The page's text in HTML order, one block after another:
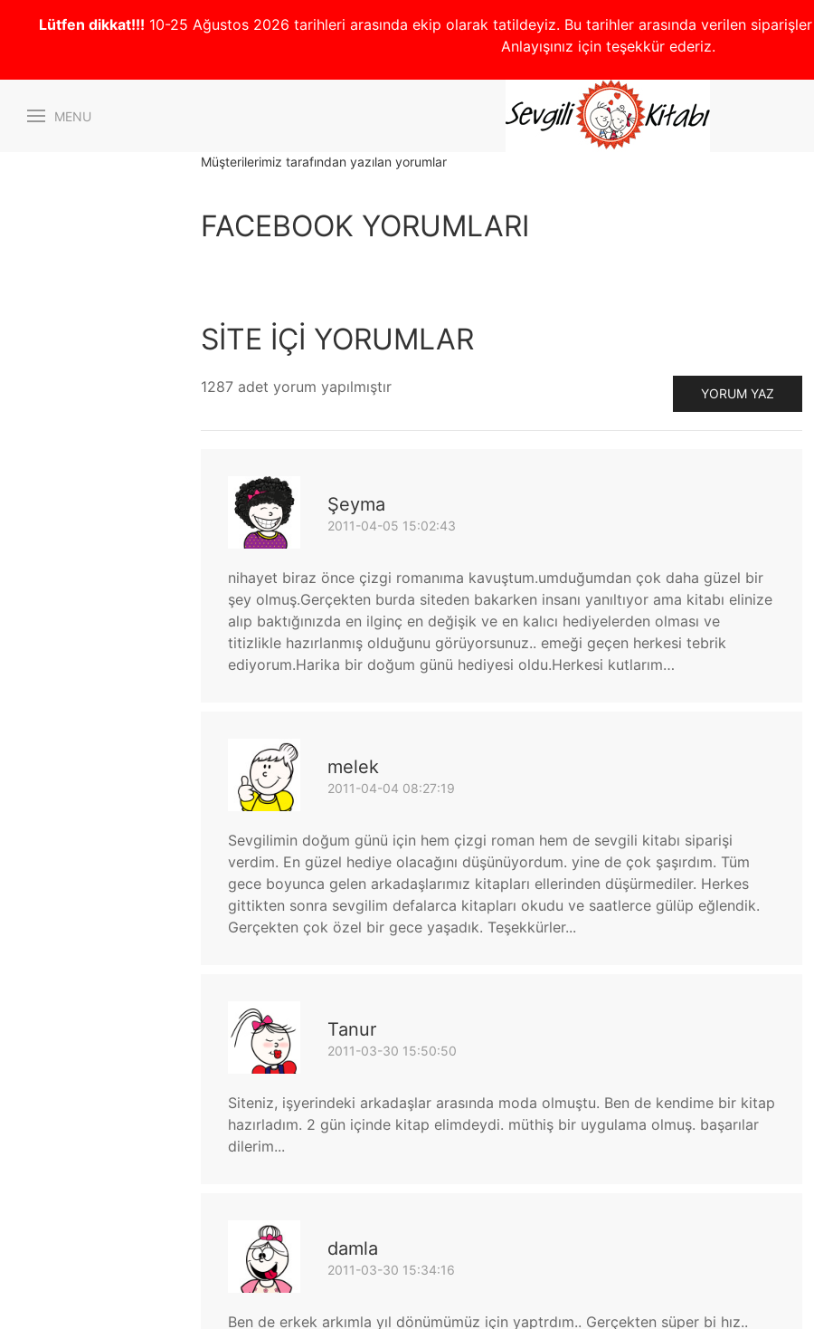
Lütfen dikkat!!! 10-25 Ağustos 2026 tarihleri arasında ekip olarak tatildeyiz. Bu tarihler arasında verilen
Anlayışınız için teşekkür ederiz.
MENU
Müşterilerimiz tarafından yazılan yorumlar
FACEBOOK YORUMLARI
SİTE İÇİ YORUMLAR
1287 adet yorum yapılmıştır YORUM YAZ
Şeyma
2011-04-05 15:02:43
nihayet biraz önce çizgi romanıma kavuştum.umduğumdan çok daha güzel bir
şey olmuş.Gerçekten burda siteden bakarken insanı yanıltıyor ama kitabı elinize
alıp baktığınızda en ilginç en değişik ve en kalıcı hediyelerden olması ve
titizlikle hazırlanmış olduğunu görüyorsunuz.. emeği geçen herkesi tebrik
ediyorum.Harika bir doğum günü hediyesi oldu.Herkesi kutlarım…
melek
2011-04-04 08:27:19
Sevgilimin doğum günü için hem çizgi roman hem de sevgili kitabı siparişi
verdim. En güzel hediye olacağını düşünüyordum. yine de çok şaşırdım. Tüm
gece boyunca gelen arkadaşlarımız kitapları ellerinden düşürmediler. Herkes
gittikten sonra sevgilim defalarca kitapları okudu ve saatlerce gülüp eğlendik.
Gerçekten çok özel bir gece yaşadık. Teşekkürler...
Tanur
2011-03-30 15:50:50
Siteniz, işyerindeki arkadaşlar arasında moda olmuştu. Ben de kendime bir kitap
hazırladım. 2 gün içinde kitap elimdeydi. müthiş bir uygulama olmuş. başarılar
dilerim...
damla
2011-03-30 15:34:16
Ben de erkek arkımla yıl dönümümüz için yaptrdım.. Gerçekten süper bi hız..